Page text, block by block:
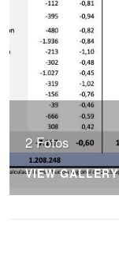
2 Fotos
VIEW GALLERY